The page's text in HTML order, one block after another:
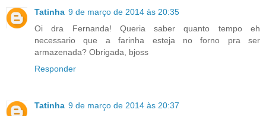
Tatinha 9 de março de 2014 às 20:35
Oi dra Fernanda! Queria saber quanto tempo eh
necessario que a farinha esteja no forno pra ser
armazenada? Obrigada, bjoss
Responder
Tatinha 9 de março de 2014 às 20:37